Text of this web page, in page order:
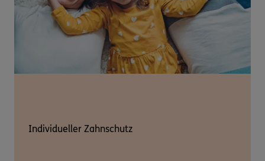
Individueller Zahnschutz